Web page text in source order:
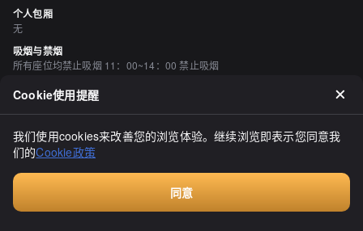
个人包厢
无
吸烟与禁烟
所有座位均禁止吸烟 11：00~14：00 禁止吸烟
停车场
有 可大尺寸
有吧台座位
评价
たくちゃん75525
Cookie使用提醒
我们使用cookies来改善您的浏览体验。继续浏览即表示您同意我
们的Cookie政策
同意